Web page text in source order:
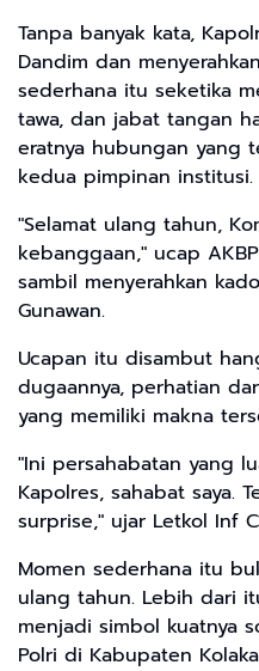
Tanpa banyak kata,
Dandim dan
sederhana itu seketika
tawa, dan jabat tangan
eratnya hubungan yang
kedua pimpinan institusi.
"Selamat ulang tahun,
kebanggaan," ucap
sambil menyerahkan
Gunawan.
Ucapan itu disambut
dugaannya, perhatian
yang memiliki makna
"Ini persahabatan yang
Kapolres, sahabat saya.
surprise," ujar Letkol Inf
Momen sederhana itu
ulang tahun. Lebih dari
menjadi simbol kuatnya
Polri di Kabupaten